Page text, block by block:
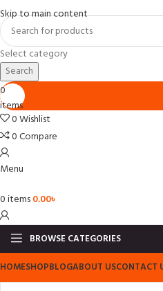
Skip to main content
Select category
Search
0
items
0Wishlist
0Compare
Menu
0items0.00৳
BROWSE CATEGORIES
HOMESHOPBLOGABOUT USCONTACT